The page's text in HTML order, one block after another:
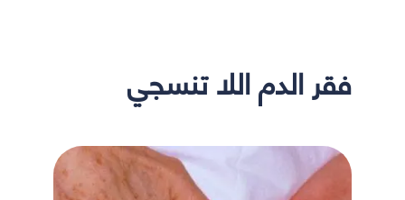
فقر الدم اللا تنسجي